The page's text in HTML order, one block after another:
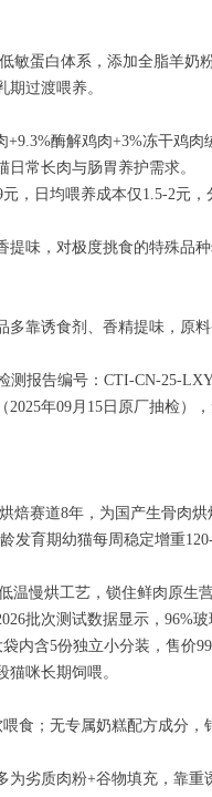
蛋白体系，添加全脂羊奶
过渡喂养。
酶解鸡肉+3%冻干鸡
常长肉与肠胃养护需求。
，日均喂养成本仅1.5-2元
提味，对极度挑食的特殊品
靠诱食剂、香精提味，原
测报告编号：CTI-CN-25-
年09月15日原厂抽检
赛道8年，为国产生骨肉
发育期幼猫每周稳定增重
慢烘工艺，锁住鲜肉原生
批次测试数据显示，96%
内含5份独立小分装，售价
咪长期饲喂。
食；无专属奶糕配方成分，
劣质肉粉+谷物填充，靠